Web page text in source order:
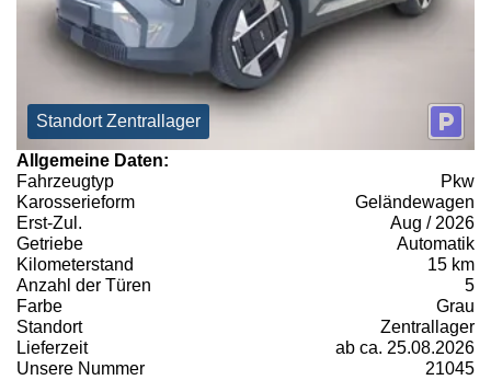
Standort Zentrallager
Allgemeine Daten:
Fahrzeugtyp
Pkw
Karosserieform
Geländewagen
Erst-Zul.
Aug / 2026
Getriebe
Automatik
Kilometerstand
15 km
Anzahl der Türen
5
Farbe
Grau
Standort
Zentrallager
Lieferzeit
ab ca. 25.08.2026
Unsere Nummer
21045